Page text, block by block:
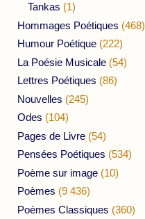
Tankas (1)
Hommages Poétiques (468)
Humour Poétique (222)
La Poésie Musicale (54)
Lettres Poétiques (86)
Nouvelles (245)
Odes (104)
Pages de Livre (54)
Pensées Poétiques (534)
Poème sur image (10)
Poèmes (9 436)
Poèmes Classiques (360)